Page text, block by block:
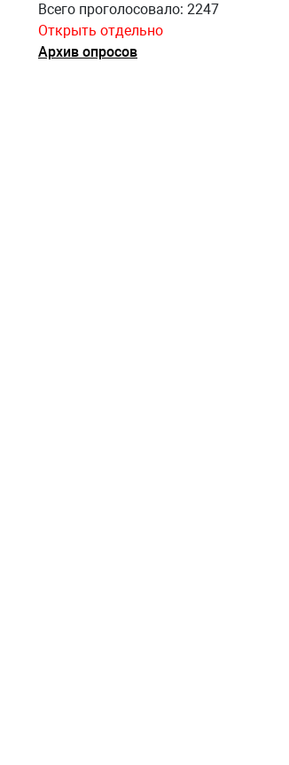
Всего проголосовало: 2247
Открыть отдельно
Архив опросов